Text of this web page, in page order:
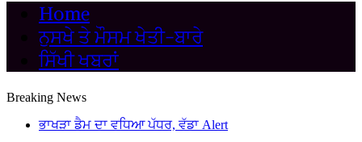
Home
ਨੁਸਖੇ ਤੇ ਮੌਸਮ ਖੇਤੀ-ਬਾਰੇ
ਸਿੱਖੀ ਖਬਰਾਂ
Breaking News
ਭਾਖੜਾ ਡੈਮ ਦਾ ਵਧਿਆ ਪੱਧਰ, ਵੱਡਾ Alert